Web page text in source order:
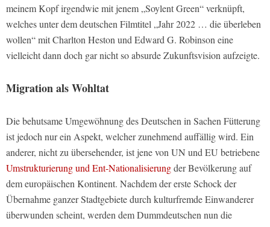
meinem Kopf irgendwie mit jenem „Soylent Green“ verknüpft,
welches unter dem deutschen Filmtitel „Jahr 2022 … die überleben
wollen“ mit Charlton Heston und Edward G. Robinson eine
vielleicht dann doch gar nicht so absurde Zukunftsvision aufzeigte.
Migration als Wohltat
Die behutsame Umgewöhnung des Deutschen in Sachen Fütterung
ist jedoch nur ein Aspekt, welcher zunehmend auffällig wird. Ein
anderer, nicht zu übersehender, ist jene von UN und EU betriebene
Umstrukturierung und Ent-Nationalisierungder Bevölkerung auf
dem europäischen Kontinent. Nachdem der erste Schock der
Übernahme ganzer Stadtgebiete durch kulturfremde Einwanderer
überwunden scheint, werden dem Dummdeutschen nun die